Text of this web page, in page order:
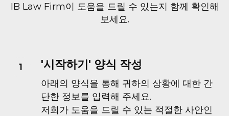
IB Law Firm이 도움을 드릴 수 있는지 함께 확인해
보세요.
'시작하기' 양식 작성
아래의 양식을 통해 귀하의 상황에 대한 간
단한 정보를 입력해 주세요.
저희가 도움을 드릴 수 있는 적절한 사안인